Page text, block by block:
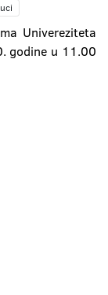
Univereziteta
godine u 11.00